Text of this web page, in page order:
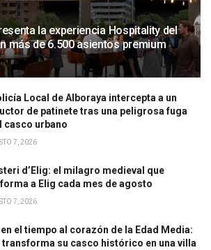
la experiencia Hospitality del
más de 6.500 asientos premium
Local de Alboraya intercepta a un
de patinete tras una peligrosa fuga
casco urbano
7, 2026
d’Elig: el milagro medieval que
a Elig cada mes de agosto
7, 2026
el tiempo al corazón de la Edad Media:
transforma su casco histórico en una villa